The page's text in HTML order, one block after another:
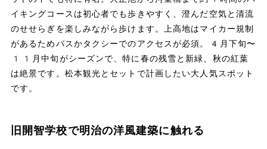
イキングコースは初心者でも歩きやすく、澄んだ空気と清流
のせせらぎを楽しみながら歩けます。上高地はマイカー規制
があるためバスかタクシーでのアクセスが必須。4月下旬〜
11月中旬がシーズンで、特に春の残雪と新緑、秋の紅葉
は絶景です。松本観光とセットで計画したい大人気スポット
です。
旧開智学校で明治の洋風建築に触れる